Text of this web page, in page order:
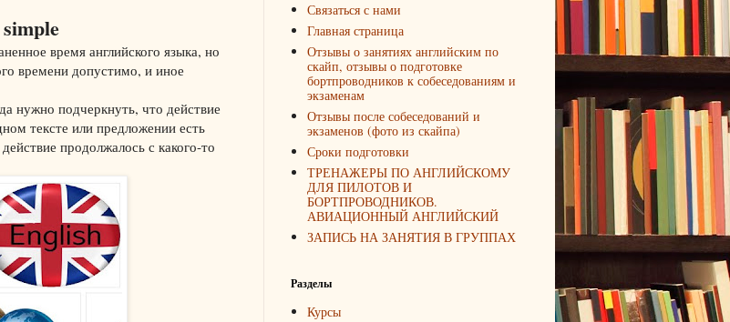
время английского языка, но
времени допустимо, и иное
нужно подчеркнуть, что действие
тексте или предложении есть
продолжалось с какого-то
Связаться с нами
Главная страница
Отзывы о занятиях английским по
скайп, отзывы о подготовке
бортпроводников к собеседованиям и
экзаменам
Отзывы после собеседований и
экзаменов (фото из скайпа)
Сроки подготовки
ТРЕНАЖЕРЫ ПО АНГЛИЙСКОМУ
ДЛЯ ПИЛОТОВ И
БОРТПРОВОДНИКОВ.
АВИАЦИОННЫЙ АНГЛИЙСКИЙ
ЗАПИСЬ НА ЗАНЯТИЯ В ГРУППАХ
Разделы
Курсы